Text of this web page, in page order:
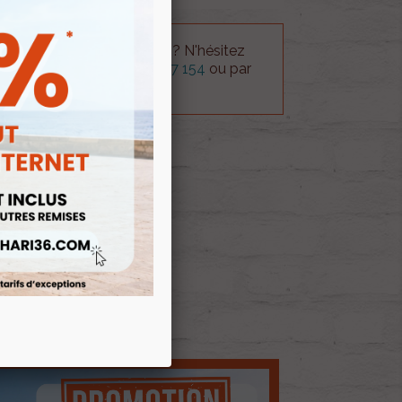
technique sur le produit ? N'hésitez
technique au
0254 277 154 ou par